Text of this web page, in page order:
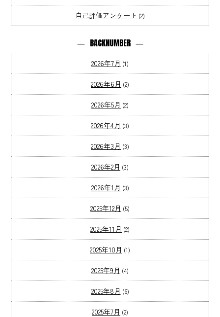
自己評価アンケート (2)
BACKNUMBER
2026年7月 (1)
2026年6月 (2)
2026年5月 (2)
2026年4月 (3)
2026年3月 (3)
2026年2月 (3)
2026年1月 (3)
2025年12月 (5)
2025年11月 (2)
2025年10月 (1)
2025年9月 (4)
2025年8月 (6)
2025年7月 (2)